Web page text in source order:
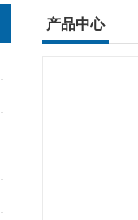
产品中心